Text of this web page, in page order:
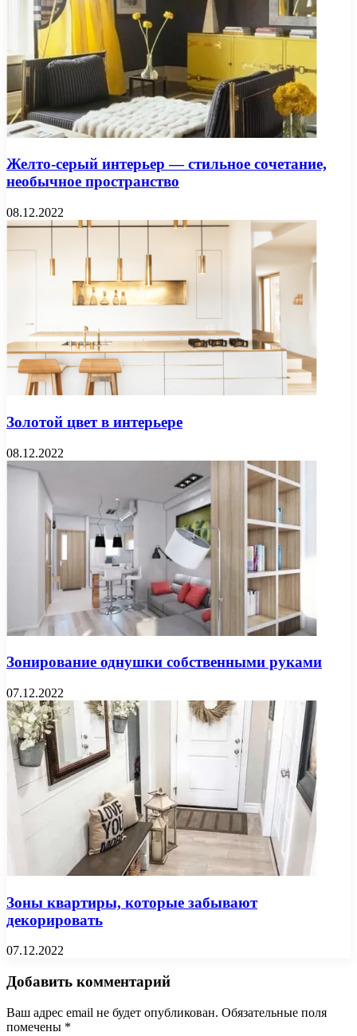
Желто-серый интерьер — стильное сочетание,
необычное пространство
08.12.2022
Золотой цвет в интерьере
08.12.2022
Зонирование однушки собственными руками
07.12.2022
Зоны квартиры, которые забывают
декорировать
07.12.2022
Добавить комментарий
Ваш адрес email не будет опубликован. Обязательные поля
помечены *